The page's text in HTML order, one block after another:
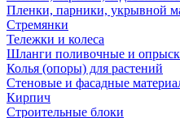
Пленки, парники, укрывной
Стремянки
Тележки и колеса
Шланги поливочные и
Колья (опоры) для растений
Стеновые и фасадные
Кирпич
Строительные блоки